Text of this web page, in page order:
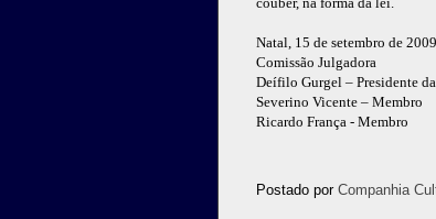
Natal, 15 de setembro de 2009.
Comissão Julgadora
Deífilo Gurgel – Presidente
Severino Vicente – Membro
Ricardo França - Membro
Postado por Companhia